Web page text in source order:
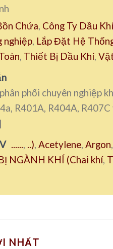
Chứa Công Ty Dầu Khí
nghiệp Lắp Đặt Hệ
Thiết Bị Dầu Khí,
phối chuyên nghiệp
R401A, R404A,
..) Acetylene Argon
NGÀNH KHÍ (Chai khí,
NHẤT